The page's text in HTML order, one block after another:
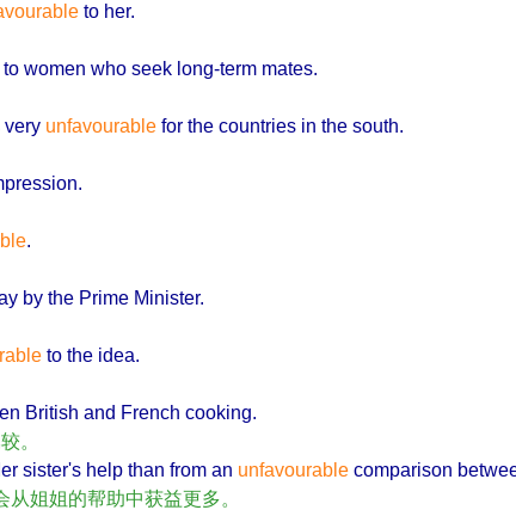
to her.
to women who seek long-term mates.
very unfavourable for the countries in the south.
.
by the Prime Minister.
to the idea.
British and French cooking.
。
sister's help than from an unfavourable comparison
姐姐的帮助中获益更多。